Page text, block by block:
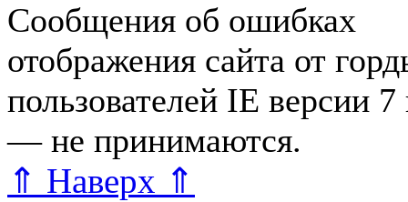
Сообщения об ошибках
отображения сайта от
пользователей IE версии
— не принимаются.
⇑ Наверх ⇑